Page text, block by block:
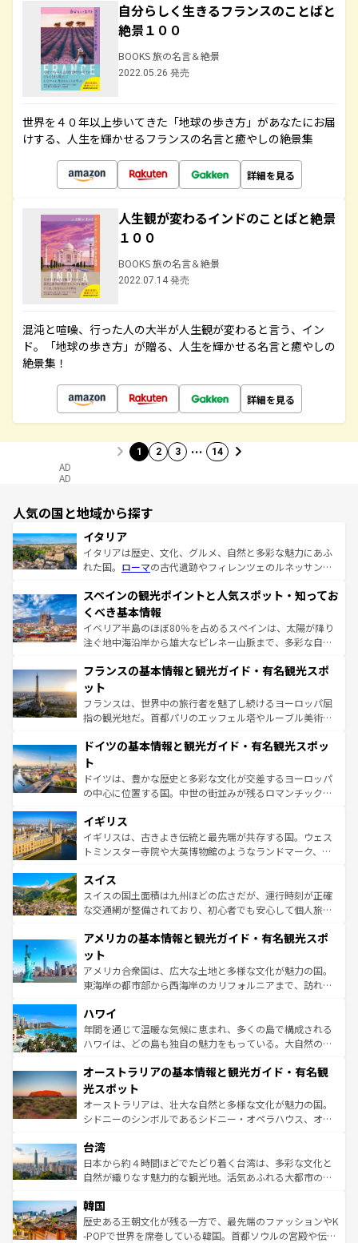
自分らしく生きるフランスのことばと
絶景１００
BOOKS 旅の名言＆絶景
2022.05.26 発売
世界を４０年以上歩いてきた「地球の歩き方」があなたにお届
けする、人生を輝かせるフランスの名言と癒やしの絶景集
詳細を見る
人生観が変わるインドのことばと絶景
１００
BOOKS 旅の名言＆絶景
2022.07.14 発売
混沌と喧噪、行った人の大半が人生観が変わると言う、イン
ド。「地球の歩き方」が贈る、人生を輝かせる名言と癒やしの
絶景集！
詳細を見る
1 2 3 … 14
AD
AD
人気の国と地域から探す
イタリア
イタリアは歴史、文化、グルメ、自然と多彩な魅力にあふ
れた国。 ローマの古代遺跡やフィレンツェのルネッサンス
ろん、トスカーナの美しい田園風景やアマルフィ海岸の絶
景など、自然景観も見逃せない。観光の合間には、本場の
ピザやパスタなど、絶品のイタリア料理を堪能することも
できる。朝目覚めてから夜眠るまで、すべての瞬間を楽し
なお、新着のイタリア情報はコンテンツ一覧を参照してほ
しい。
スペインの観光ポイントと人気スポット・知ってお
くべき基本情報
イベリア半島のほぼ80％を占めるスペインは、太陽が降り
注ぐ地中海沿岸から雄大なピレネー山脈まで、多彩な自然
文化が根付くこの国では、情熱的なフラメンコ、熱気あふ
れる闘牛、そして美味しいタパスが生活の一部となってい
る。首都マドリードの洗練された雰囲気や、バルセロナの
アートに溢れた街角から、地方では古代ローマ遺跡や中世
せる。地方によって風土や気候が異なるスペインはその個
ンテンツ一覧 を参照してほしい。
フランスの基本情報と観光ガイド・有名観光スポ
ット
フランスは、世界中の旅行者を魅了し続けるヨーロッパ屈
指の観光地だ。首都パリのエッフェル塔やルーブル美術館
で、幅広い魅力が詰まっている。華麗な宮殿、歴史的な大
聖堂、美しいビーチ、そして豊かな自然が、訪れる者を心
から魅了する。また、フランスは美食の国としても知ら
れ、フランス料理はユネスコ無形文化遺産にも登録されて
香り高いラベンダー畑など、多彩な楽しみ方が可能だ。さ
らに、パリ以外の地域にも魅力が溢れており、どの街角に
も豊かな歴史と文化が息づいている。パリ以外の個性あふ
を参照してほしい。
ドイツの基本情報と観光ガイド・有名観光スポッ
ト
ドイツは、豊かな歴史と多彩な文化が交差するヨーロッパ
の中心に位置する国。中世の街並みが残るロマンチック街
顔を持つこの国は、どこを歩いても飽きることがない。ベ
ルリンの文化的活気、バイエルン州のアルプスの絶景、そ
してライン川沿いのワイン畑といった風景は必見。ビール
は、お酒好きな人にはぜひ体験してほしい。 なお、新着の
ドイツ情報はコンテンツ一覧を参照してほしい。
イギリス
イギリスは、古きよき伝統と最先端が共存する国。ウェス
トミンスター寺院や大英博物館のようなランドマーク、歴
リアごとに異なる魅力がある。また、優雅なアフタヌーン
ティー、ビール好きにはたまらない英国パブ、サッカー観
戦など、本場だからこそできる体験も豊富。イギリスを旅
ンツ一覧を参照してほしい。
スイス
スイスの国土面積は九州ほどの広さだが、運行時刻が正確
な交通網が整備されており、初心者でも安心して個人旅行
の建物がそのまま残る町や、スイスならではのユニークな
博物館もあり、アルプス観光だけでなく町歩きも満喫する
ことができる。国民の所得が高いため物価も高いが、旅行
者向けの交通パス提供のサービスもあり、うまく活用すれ
着のスイス情報は
アメリカの基本情報と観光ガイド・有名観光スポ
ット
アメリカ合衆国は、広大な土地と多様な文化が魅力の国。
東海岸の都市部から西海岸のカリフォルニアまで、訪れる
のような巨大都市は、観光、ショッピング、エンターテイ
ンメントが詰まった刺激的なスポットだ。一方、アメリカ
西部には大自然が広がり、グランドキャニオンやイエロー
部のニューオーリンズでは、音楽と美食が融合した独特の
文化が魅力。旅行者はアメリカの各地域で異なる魅力を楽
しみながら、その多様性と豊かな歴史を感じることができ
るだろう。車でのロードトリップや列車の旅も、アメリカ
情報は
ハワイ
年間を通じて温暖な気候に恵まれ、多くの島で構成される
ハワイは、どの島も独自の魅力をもっている。大自然の神
ワイ島は見逃せない。また、定番の観光地といえばオアフ
島だが、静かな自然を求めるならマウイ島やカウアイ島が
おすすめ。エメラルドグリーンに輝く海をはじめ、豊かな
文化や歴史が息づいている。「アロハスピリット」と呼ば
人々、おいしいローカルフードやハワイアンミュージッ
ク、伝統的なフラダンスなど、すべてがハワイの魅力を彩
っている。訪れるたびに新しい発見と感動が待っているハ
はコンテンツ一覧
オーストラリアの基本情報と観光ガイド・有名観
光スポット
オーストラリアは、壮大な自然と多様な文化が魅力の国。
シドニーのシンボルであるシドニー・オペラハウス、オー
リアリーフや大陸中央部にそびえるウルル（エアーズロッ
ク）、タスマニアの美しい原生林やケアンズの熱帯雨林な
ど、見どころがたくさん。また、カフェやワイン、オージ
いる。アクティビティも充実しており、サーフィンやダイ
ビング、ハイキングなど、アウトドア好きにはたまらな
い。オーストラリアの多彩な魅力を存分に味わいつくそ
台湾
日本から約４時間ほどでたどり着く台湾は、多彩な文化と
自然が織りなす魅力的な観光地。活気あふれる大都市の台
ン）、静ひつな山岳地帯である台湾東部など、都市の喧騒
と山間の静けさが共存しており、訪れる人に新しい発見と
驚きをもたらしてくれる。また、奥深い台湾の食文化も魅
韓国
歴史ある王朝文化が残る一方で、最先端のファッションやK
-POPで世界を席巻している韓国。首都ソウルの宮殿や伝統